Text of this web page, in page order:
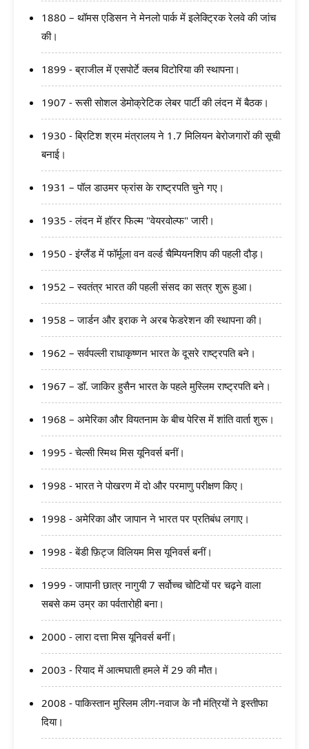
1880 – थॉमस एडिसन ने मेनलो पार्क में इलेक्ट्रिक रेलवे की जांच
की।
1899 - ब्राजील में एसपोर्टे क्लब विटोरिया की स्थापना।
1907 - रूसी सोशल डेमोक्रेटिक लेबर पार्टी की लंदन में बैठक।
1930 - ब्रिटिश श्रम मंत्रालय ने 1.7 मिलियन बेरोजगारों की सूची
बनाई।
1931 – पॉल डाउमर फ्रांस के राष्ट्रपति चुने गए।
1935 - लंदन में हॉरर फिल्म "वेयरवोल्फ" जारी।
1950 - इंग्लैंड में फॉर्मूला वन वर्ल्ड चैम्पियनशिप की पहली दौड़।
1952 – स्वतंत्र भारत की पहली संसद का सत्र शुरू हुआ।
1958 – जार्डन और इराक ने अरब फेडरेशन की स्थापना की।
1962 – सर्वपल्ली राधाकृष्णन भारत के दूसरे राष्ट्रपति बने।
1967 – डॉ. जाकिर हुसैन भारत के पहले मुस्लिम राष्ट्रपति बने।
1968 – अमेरिका और वियतनाम के बीच पेरिस में शांति वार्ता शुरू।
1995 - चेल्सी स्मिथ मिस यूनिवर्स बनीं।
1998 - भारत ने पोखरण में दो और परमाणु परीक्षण किए।
1998 - अमेरिका और जापान ने भारत पर प्रतिबंध लगाए।
1998 - बेंडी फ़िट्ज विलियम मिस यूनिवर्स बनीं।
1999 - जापानी छात्र नागुयी 7 सर्वोच्च चोटियों पर चढ़ने वाला
सबसे कम उम्र का पर्वतारोही बना।
2000 - लारा दत्ता मिस यूनिवर्स बनीं।
2003 - रियाद में आत्मघाती हमले में 29 की मौत।
2008 - पाकिस्तान मुस्लिम लीग-नवाज के नौ मंत्रियों ने इस्तीफा
दिया।